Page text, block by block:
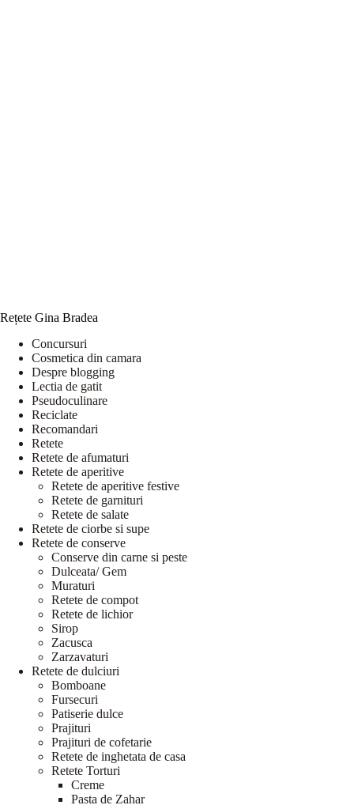
Rețete Gina Bradea
Concursuri
Cosmetica din camara
Despre blogging
Lectia de gatit
Pseudoculinare
Reciclate
Recomandari
Retete
Retete de afumaturi
Retete de aperitive
Retete de aperitive festive
Retete de garnituri
Retete de salate
Retete de ciorbe si supe
Retete de conserve
Conserve din carne si peste
Dulceata/ Gem
Muraturi
Retete de compot
Retete de lichior
Sirop
Zacusca
Zarzavaturi
Retete de dulciuri
Bomboane
Fursecuri
Patiserie dulce
Prajituri
Prajituri de cofetarie
Retete de inghetata de casa
Retete Torturi
Creme
Pasta de Zahar